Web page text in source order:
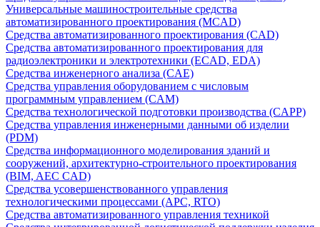
Универсальные машиностроительные средства
автоматизированного проектирования (MCAD)
Средства автоматизированного проектирования (CAD)
Средства автоматизированного проектирования для
радиоэлектроники и электротехники (ECAD, EDA)
Средства инженерного анализа (CAE)
Средства управления оборудованием с числовым
программным управлением (CAM)
Средства технологической подготовки производства (CAPP)
Средства управления инженерными данными об изделии
(PDM)
Средства информационного моделирования зданий и
сооружений, архитектурно-строительного проектирования
(BIM, AEC CAD)
Средства усовершенствованного управления
технологическими процессами (APC, RTO)
Средства автоматизированного управления техникой